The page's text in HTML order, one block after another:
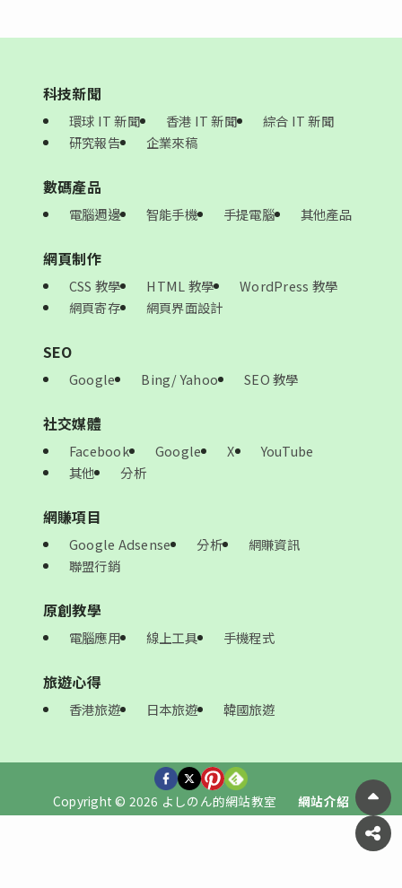
科技新聞
環球 IT 新聞 香港 IT 新聞
綜合 IT 新聞
研究報告
企業來稿
數碼產品
電腦週邊 智能手機 手提電腦 其他產品
網頁制作
CSS 教學 HTML 教學
WordPress 教學
網頁寄存
網頁界面設計
SEO
Google Bing/ Yahoo SEO 教學
社交媒體
Facebook Google X
YouTube
其他
分析
網賺項目
Google Adsense 分析
網賺資訊
聯盟行銷
原創教學
電腦應用 線上工具 手機程式
旅遊心得
香港旅遊 日本旅遊 韓國旅遊
Copyright © 2026 よしのん的網站教室 網站介紹